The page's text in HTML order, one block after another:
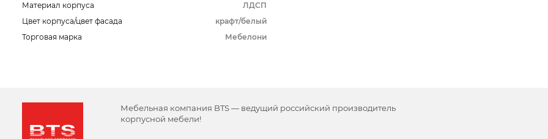
Материал корпуса
ЛДСП
Цвет корпуса/цвет фасада
крафт/белый
Торговая марка
Мебелони
Мебельная компания BTS — ведущий российский производитель
корпусной мебели!